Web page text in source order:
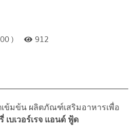
)
912
มข้น ผลิตภัณฑ์เสริมอาหารเพื่อ
เบเวอร์เรจ แอนด์ ฟู้ด